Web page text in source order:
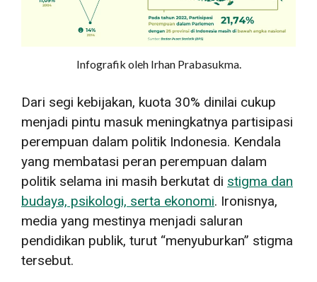
Infografik oleh Irhan Prabasukma.
Dari segi kebijakan, kuota 30% dinilai cukup
menjadi pintu masuk meningkatnya partisipasi
perempuan dalam politik Indonesia. Kendala
yang membatasi peran perempuan dalam
politik selama ini masih berkutat di stigma dan
budaya, psikologi, serta ekonomi. Ironisnya,
media yang mestinya menjadi saluran
pendidikan publik, turut “menyuburkan” stigma
tersebut.